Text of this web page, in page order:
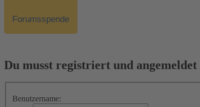
Forumsspende
Du musst registriert und
Benutzername: